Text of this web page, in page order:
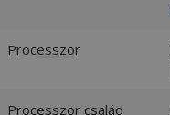
Processzor
Processzor család